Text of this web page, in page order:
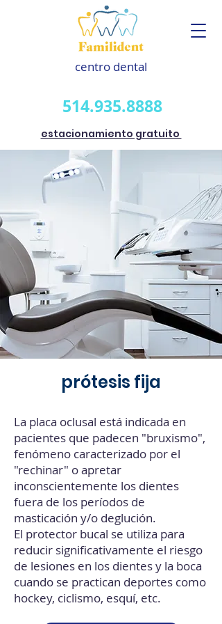
centro dental
estacionamiento gratuito
514.935.8888
prótesis fija
La placa oclusal está indicada en
pacientes que padecen "bruxismo",
fenómeno caracterizado por el
"rechinar" o apretar
inconscientemente los dientes
fuera de los períodos de
masticación y/o deglución.
El protector bucal se utiliza para
reducir significativamente el riesgo
de lesiones en los dientes y la boca
cuando se practican deportes como
hockey, ciclismo, esquí, etc.